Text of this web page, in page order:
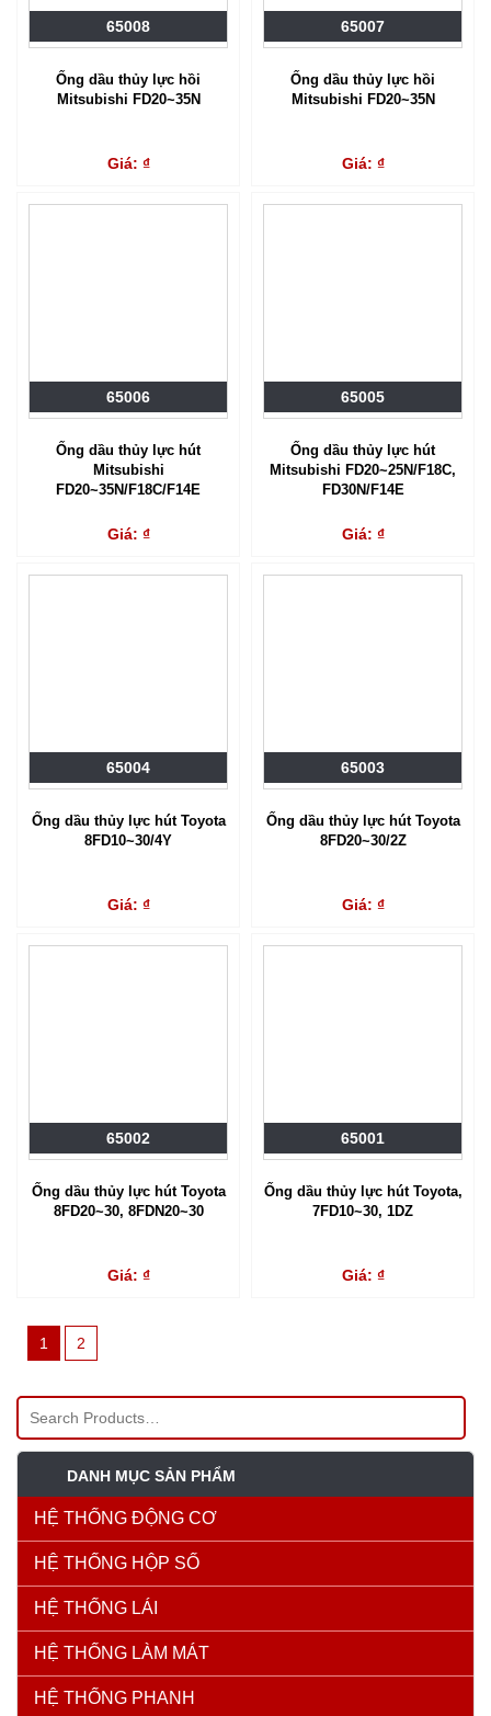
65008
Ống dầu thủy lực hồi
Mitsubishi FD20~35N
Giá: ₫
65007
Ống dầu thủy lực hồi
Mitsubishi FD20~35N
Giá: ₫
65006
Ống dầu thủy lực hút
Mitsubishi
FD20~35N/F18C/F14E
Giá: ₫
65005
Ống dầu thủy lực hút
Mitsubishi FD20~25N/F18C,
FD30N/F14E
Giá: ₫
65004
Ống dầu thủy lực hút Toyota
8FD10~30/4Y
Giá: ₫
65003
Ống dầu thủy lực hút Toyota
8FD20~30/2Z
Giá: ₫
65002
Ống dầu thủy lực hút Toyota
8FD20~30, 8FDN20~30
Giá: ₫
65001
Ống dầu thủy lực hút Toyota,
7FD10~30, 1DZ
Giá: ₫
1 2
DANH MỤC SẢN PHẨM
HỆ THỐNG ĐỘNG CƠ
HỆ THỐNG HỘP SỐ
HỆ THỐNG LÁI
HỆ THỐNG LÀM MÁT
HỆ THỐNG PHANH